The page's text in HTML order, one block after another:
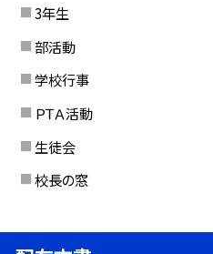
3年生
部活動
学校行事
ＰＴＡ活動
生徒会
校長の窓